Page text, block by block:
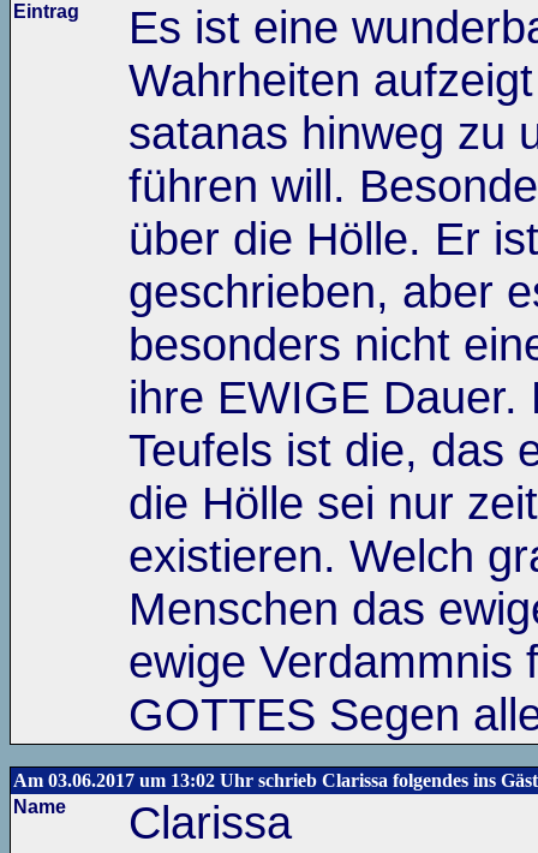
Eintrag
Es ist eine
Wahrheiten
satanas hinweg zu
führen will.
über die Hölle. Er
geschrieben, aber
besonders nicht
ihre EWIGE
Teufels ist die, das
die Hölle sei nur
existieren. Welch
Menschen das
ewige Verdammnis
GOTTES Segen
Am 03.06.2017 um 13:02 Uhr schrieb Clarissa folgendes ins
Name
Clarissa